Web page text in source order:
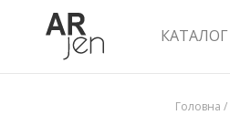
КАТАЛОГ
Головна /